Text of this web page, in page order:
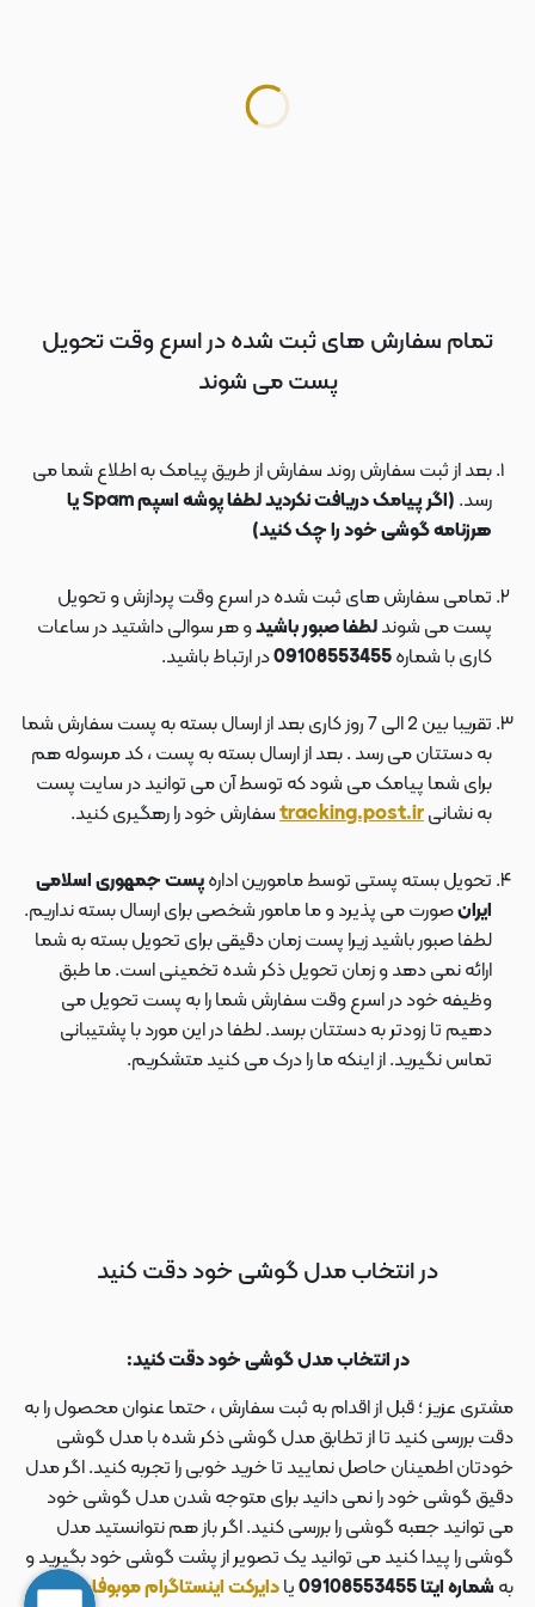
تمام سفارش های ثبت شده در اسرع وقت تحویل
پست می شوند
بعد از ثبت سفارش روند سفارش از طریق پیامک به اطلاع شما می
رسد.
(اگر پیامک دریافت نکردید لطفا پوشه اسپم Spam یا
هرزنامه گوشی خود را چک کنید)
تمامی سفارش های ثبت شده در اسرع وقت پردازش و تحویل
پست می شوندلطفا صبور باشیدو هر سوالی داشتید در ساعات
کاری با شماره
در ارتباط باشید.
تقریبا بین 2 الی 7 روز کاری بعد از ارسال بسته به پست سفارش شما
به دستتان می رسد . بعد از ارسال بسته به پست ، کد مرسوله هم
برای شما پیامک می شود که توسط آن می توانید در سایت پست
به نشانیtracking.post.irسفارش خود را رهگیری کنید.
تحویل بسته پستی توسط مامورین ادارهپست جمهوری اسلامی
ایرانصورت می پذیرد و ما مامور شخصی برای ارسال بسته نداریم.
لطفا صبور باشید زیرا پست زمان دقیقی برای تحویل بسته به شما
ارائه نمی دهد و زمان تحویل ذکر شده تخمینی است. ما طبق
وظیفه خود در اسرع وقت سفارش شما را به پست تحویل می
دهیم تا زودتر به دستتان برسد. لطفا در این مورد با پشتیبانی
تماس نگیرید. از اینکه ما را درک می کنید متشکریم.
در انتخاب مدل گوشی خود دقت کنید
در انتخاب مدل گوشی خود دقت کنید:
مشتری عزیز ؛ قبل از اقدام به ثبت سفارش ، حتما عنوان محصول را به
دقت بررسی کنید تا از تطابق مدل گوشی ذکر شده با مدل گوشی
خودتان اطمینان حاصل نمایید تا خرید خوبی را تجربه کنید. اگر مدل
دقیق گوشی خود را نمی دانید برای متوجه شدن مدل گوشی خود
می توانید جعبه گوشی را بررسی کنید. اگر باز هم نتوانستید مدل
گوشی را پیدا کنید می توانید یک تصویر از پشت گوشی خود بگیرید و
به شماره ایتا 09108553455 یادایرکت اینستاگرام موبوفان به